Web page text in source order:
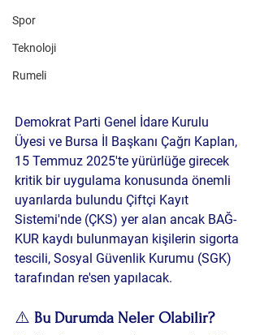
Spor
Teknoloji
Rumeli
Demokrat Parti Genel İdare Kurulu
Üyesi ve Bursa İl Başkanı Çağrı Kaplan,
15 Temmuz 2025'te yürürlüğe girecek
kritik bir uygulama konusunda önemli
uyarılarda bulundu Çiftçi Kayıt
Sistemi'nde (ÇKS) yer alan ancak BAĞ-
KUR kaydı bulunmayan kişilerin sigorta
tescili, Sosyal Güvenlik Kurumu (SGK)
tarafından re'sen yapılacak.
⚠️ Bu Durumda Neler Olabilir?